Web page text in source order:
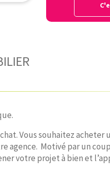
Vous souhaitez
agence. Motivé par un
votre projet à bien et